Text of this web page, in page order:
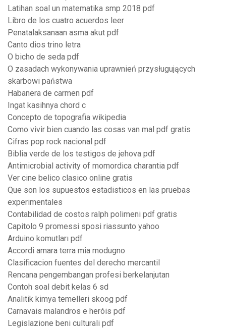
Latihan soal un matematika smp 2018 pdf
Libro de los cuatro acuerdos leer
Penatalaksanaan asma akut pdf
Canto dios trino letra
O bicho de seda pdf
O zasadach wykonywania uprawnień przysługujących
skarbowi państwa
Habanera de carmen pdf
Ingat kasihnya chord c
Concepto de topografia wikipedia
Como vivir bien cuando las cosas van mal pdf gratis
Cifras pop rock nacional pdf
Biblia verde de los testigos de jehova pdf
Antimicrobial activity of momordica charantia pdf
Ver cine belico clasico online gratis
Que son los supuestos estadisticos en las pruebas
experimentales
Contabilidad de costos ralph polimeni pdf gratis
Capitolo 9 promessi sposi riassunto yahoo
Arduino komutları pdf
Accordi amara terra mia modugno
Clasificacion fuentes del derecho mercantil
Rencana pengembangan profesi berkelanjutan
Contoh soal debit kelas 6 sd
Analitik kimya temelleri skoog pdf
Carnavais malandros e heróis pdf
Legislazione beni culturali pdf